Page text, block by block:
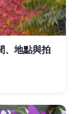
、地點與拍